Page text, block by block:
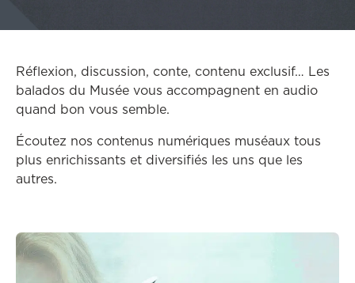
Réflexion, discussion, conte, contenu exclusif… Les
balados du Musée vous accompagnent en audio
quand bon vous semble.
Écoutez nos contenus numériques muséaux tous
plus enrichissants et diversifiés les uns que les
autres.